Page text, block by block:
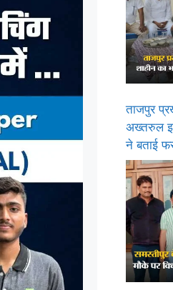
ताजपुर
अख्तरुल
ने बताई